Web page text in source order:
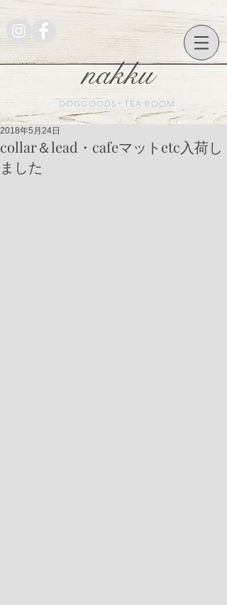
nakku
DOGGOODS+TEA ROOM
collar＆lead・cafeマットetc入荷し
ました
2018年5月24日